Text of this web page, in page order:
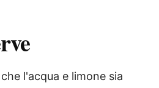
l'acqua e limone sia